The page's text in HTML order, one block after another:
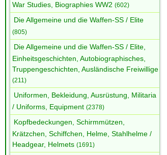
War Studies, Biographies WW2 (602)
Die Allgemeine und die Waffen-SS / Elite
(805)
Die Allgemeine und die Waffen-SS / Elite,
Einheitsgeschichten, Autobiographisches,
Truppengeschichten, Ausländische Freiwillige
(211)
Uniformen, Bekleidung, Ausrüstung, Militaria
/ Uniforms, Equipment (2378)
Kopfbedeckungen, Schirmmützen,
Krätzchen, Schiffchen, Helme, Stahlhelme /
Headgear, Helmets (1691)